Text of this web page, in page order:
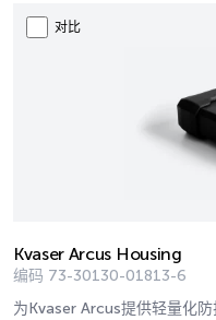
对比
Kvaser Arcus Housing
编码 73-30130-01813-6
为Kvaser Arcus提供轻量化防